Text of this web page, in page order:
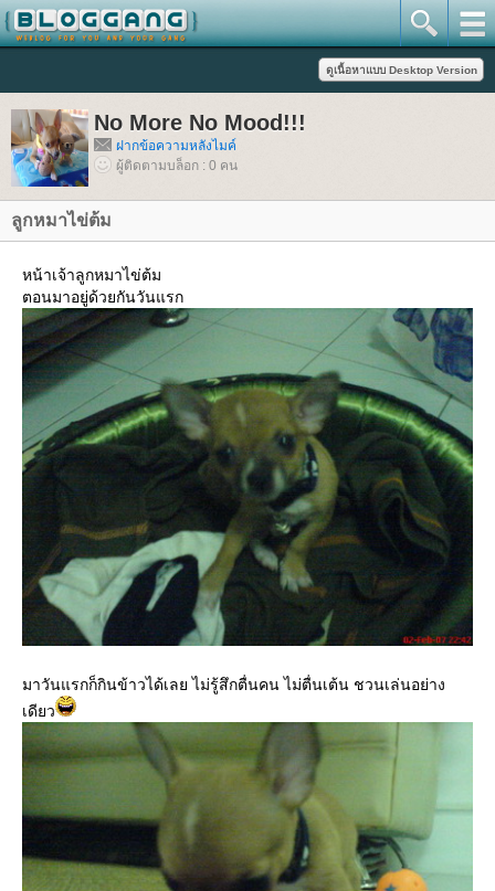
No More No Mood!!!
ฝากข้อความหลังไมค์
ผู้ติดตามบล็อก : 0 คน
ลูกหมาไข่ต้ม
หน้าเจ้าลูกหมาไข่ต้ม
ตอนมาอยู่ด้วยกันวันแรก
มาวันแรกก็กินข้าวได้เลย ไม่รู้สึกตื่นคน ไม่ตื่นเต้น ชวนเล่นอย่าง
เดียว